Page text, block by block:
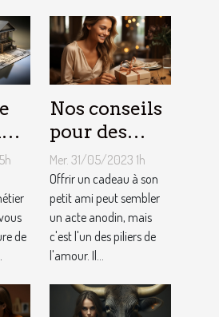
de
Nos conseils
pour des
cadeaux
idéaux et
originaux
pour votre
petit ami
Mer. 31/05/2023 1h
Offrir un cadeau à son
petit ami peut sembler
un acte anodin, mais
c'est l'un des piliers de
l'amour. Il...